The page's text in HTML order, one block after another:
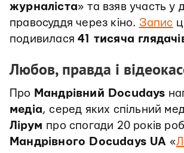
журналіста» та взяв участь у
правосуддя через кіно. Запис
подивилася41 тисяча
Любов, правда і
Про Мандрівний Docudays
медіа, серед яких спільний
Лірум про спогади 20 років
Мандрівного Docudays UA «